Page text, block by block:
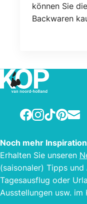
können Sie
Backwaren
Facebook
Instagram
TikTokPinterest
E-mail
Noch mehr
Erhalten Sie unseren
(saisonaler) Tipps
Tagesausflug oder
Ausstellungen usw.